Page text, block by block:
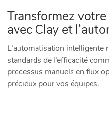
Transformez
avec Clay et
L’automatisation intelligente
standards de l’efficacité
processus manuels en flux
précieux pour vos équipes.